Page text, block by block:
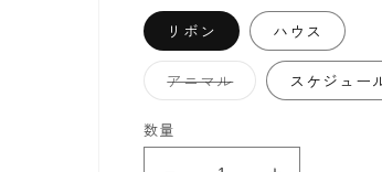
リボン ハウス
アニマルバ
リ
シ
スケジュー
数量